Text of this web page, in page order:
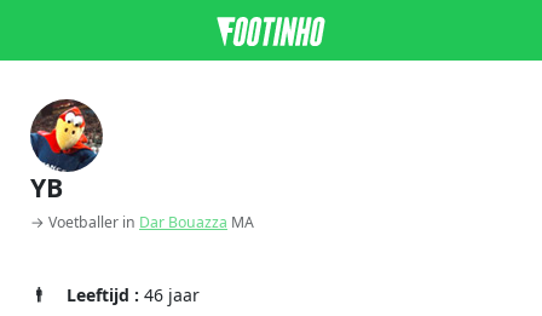
YB
→ Voetballer in Dar Bouazza MA
Leeftijd : 46 jaar